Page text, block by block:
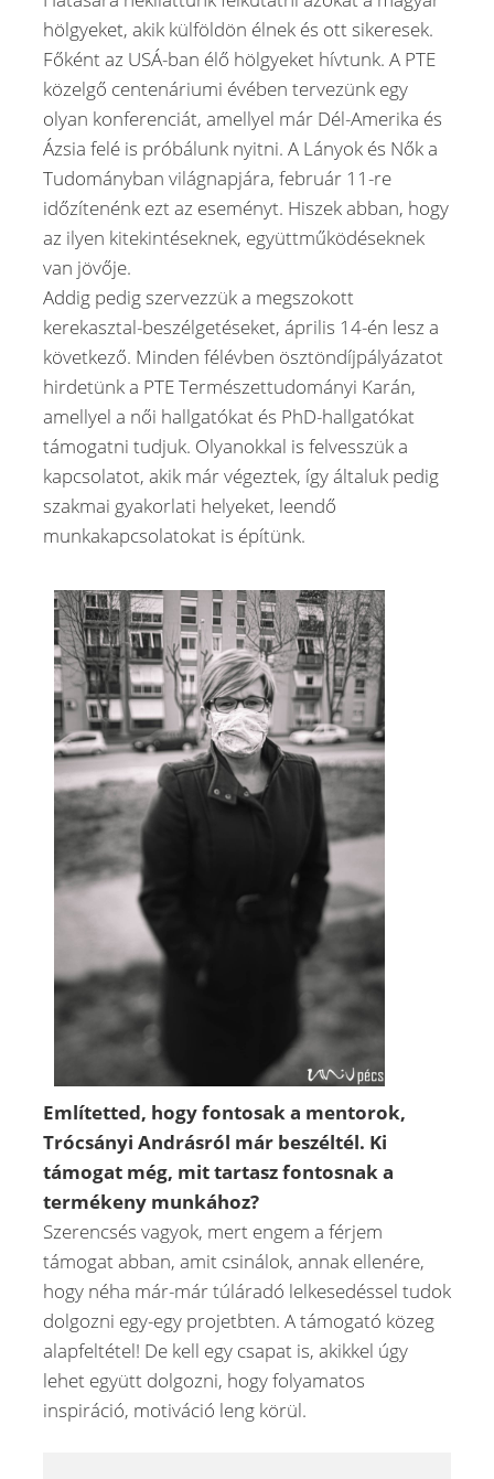
hölgyeket, akik külföldön élnek és ott sikeresek.
Főként az USÁ-ban élő hölgyeket hívtunk. A PTE
közelgő centenáriumi évében tervezünk egy
olyan konferenciát, amellyel már Dél-Amerika és
Ázsia felé is próbálunk nyitni. A Lányok és Nők a
Tudományban világnapjára, február 11-re
időzítenénk ezt az eseményt. Hiszek abban, hogy
az ilyen kitekintéseknek, együttműködéseknek
van jövője.
Addig pedig szervezzük a megszokott
kerekasztal-beszélgetéseket, április 14-én lesz a
következő. Minden félévben ösztöndíjpályázatot
hirdetünk a PTE Természettudományi Karán,
amellyel a női hallgatókat és PhD-hallgatókat
támogatni tudjuk. Olyanokkal is felvesszük a
kapcsolatot, akik már végeztek, így általuk pedig
szakmai gyakorlati helyeket, leendő
munkakapcsolatokat is építünk.
Említetted, hogy fontosak a mentorok,
Trócsányi Andrásról már beszéltél. Ki
támogat még, mit tartasz fontosnak a
termékeny munkához?
Szerencsés vagyok, mert engem a férjem
támogat abban, amit csinálok, annak ellenére,
hogy néha már-már túláradó lelkesedéssel tudok
dolgozni egy-egy projetbten. A támogató közeg
alapfeltétel! De kell egy csapat is, akikkel úgy
lehet együtt dolgozni, hogy folyamatos
inspiráció, motiváció leng körül.